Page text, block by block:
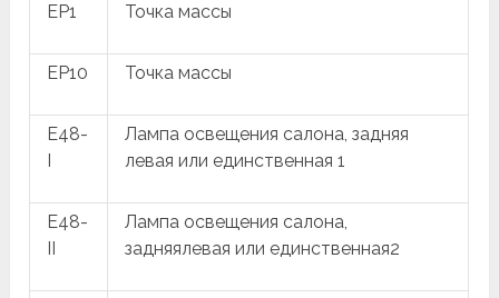
EP1 Точка массы
EP10 Точка массы
E48-
Лампа освещения салона, задняя
левая или единственная 1
E48-
Лампа освещения салона,
задняялевая или единственная2